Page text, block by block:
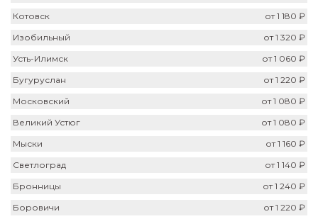
Котовск
от 1 180 ₽
Изобильный
от 1 320 ₽
Усть-Илимск
от 1 060 ₽
Бугуруслан
от 1 220 ₽
Московский
от 1 080 ₽
Великий Устюг
от 1 080 ₽
Мыски
от 1 160 ₽
Светлоград
от 1 140 ₽
Бронницы
от 1 240 ₽
Боровичи
от 1 220 ₽